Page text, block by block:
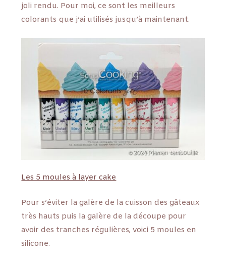
joli rendu. Pour moi, ce sont les meilleurs
colorants que j’ai utilisés jusqu’à maintenant.
Les 5 moules à layer cake
Pour s’éviter la galère de la cuisson des gâteaux
très hauts puis la galère de la découpe pour
avoir des tranches régulières, voici 5 moules en
silicone.